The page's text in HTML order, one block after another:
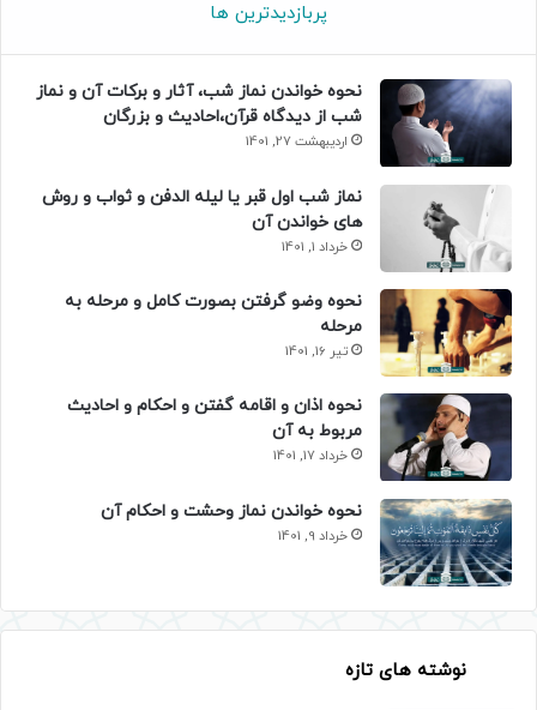
پربازدیدترین ها
نحوه خواندن نماز شب، آثار و برکات آن و نماز
شب از دیدگاه قرآن،احادیث و بزرگان
اردیبهشت 27, 1401
نماز شب اول قبر یا لیله الدفن و ثواب و روش
های خواندن آن
خرداد 1, 1401
نحوه وضو گرفتن بصورت کامل و مرحله به
مرحله
تیر 16, 1401
نحوه اذان و اقامه گفتن و احکام و احادیث
مربوط به آن
خرداد 17, 1401
نحوه خواندن نماز وحشت و احکام آن
خرداد 9, 1401
نوشته های تازه